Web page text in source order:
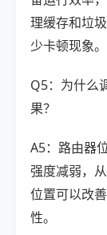
理缓存和垃
少卡顿现象。
Q5：为什么
果？
A5：路由器
强度减弱，
位置可以改
性。